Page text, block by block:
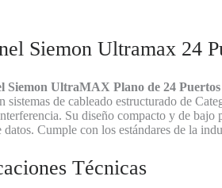
Siemon Ultramax 24
Siemon UltraMAX Plano de 24
sistemas de cableado estructurado de
Su diseño compacto y de bajo
datos. Cumple con los estándares de la
Técnicas